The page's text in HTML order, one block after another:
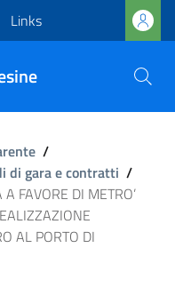
Links
/
di gara e contratti /
FAVORE DI METRO’
AL PORTO DI